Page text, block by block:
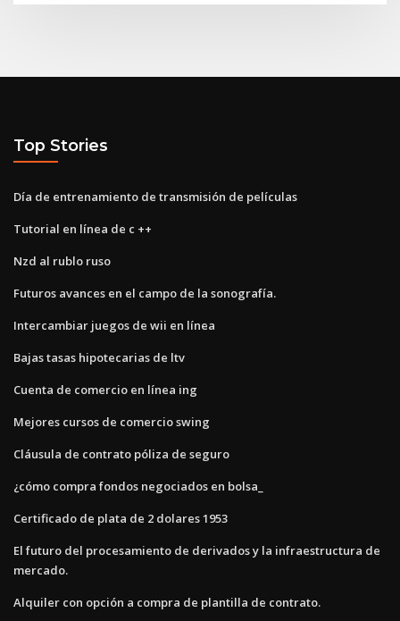
Top Stories
Día de entrenamiento de transmisión de películas
Tutorial en línea de c ++
Nzd al rublo ruso
Futuros avances en el campo de la sonografía.
Intercambiar juegos de wii en línea
Bajas tasas hipotecarias de ltv
Cuenta de comercio en línea ing
Mejores cursos de comercio swing
Cláusula de contrato póliza de seguro
¿cómo compra fondos negociados en bolsa_
Certificado de plata de 2 dolares 1953
El futuro del procesamiento de derivados y la infraestructura de
mercado.
Alquiler con opción a compra de plantilla de contrato.